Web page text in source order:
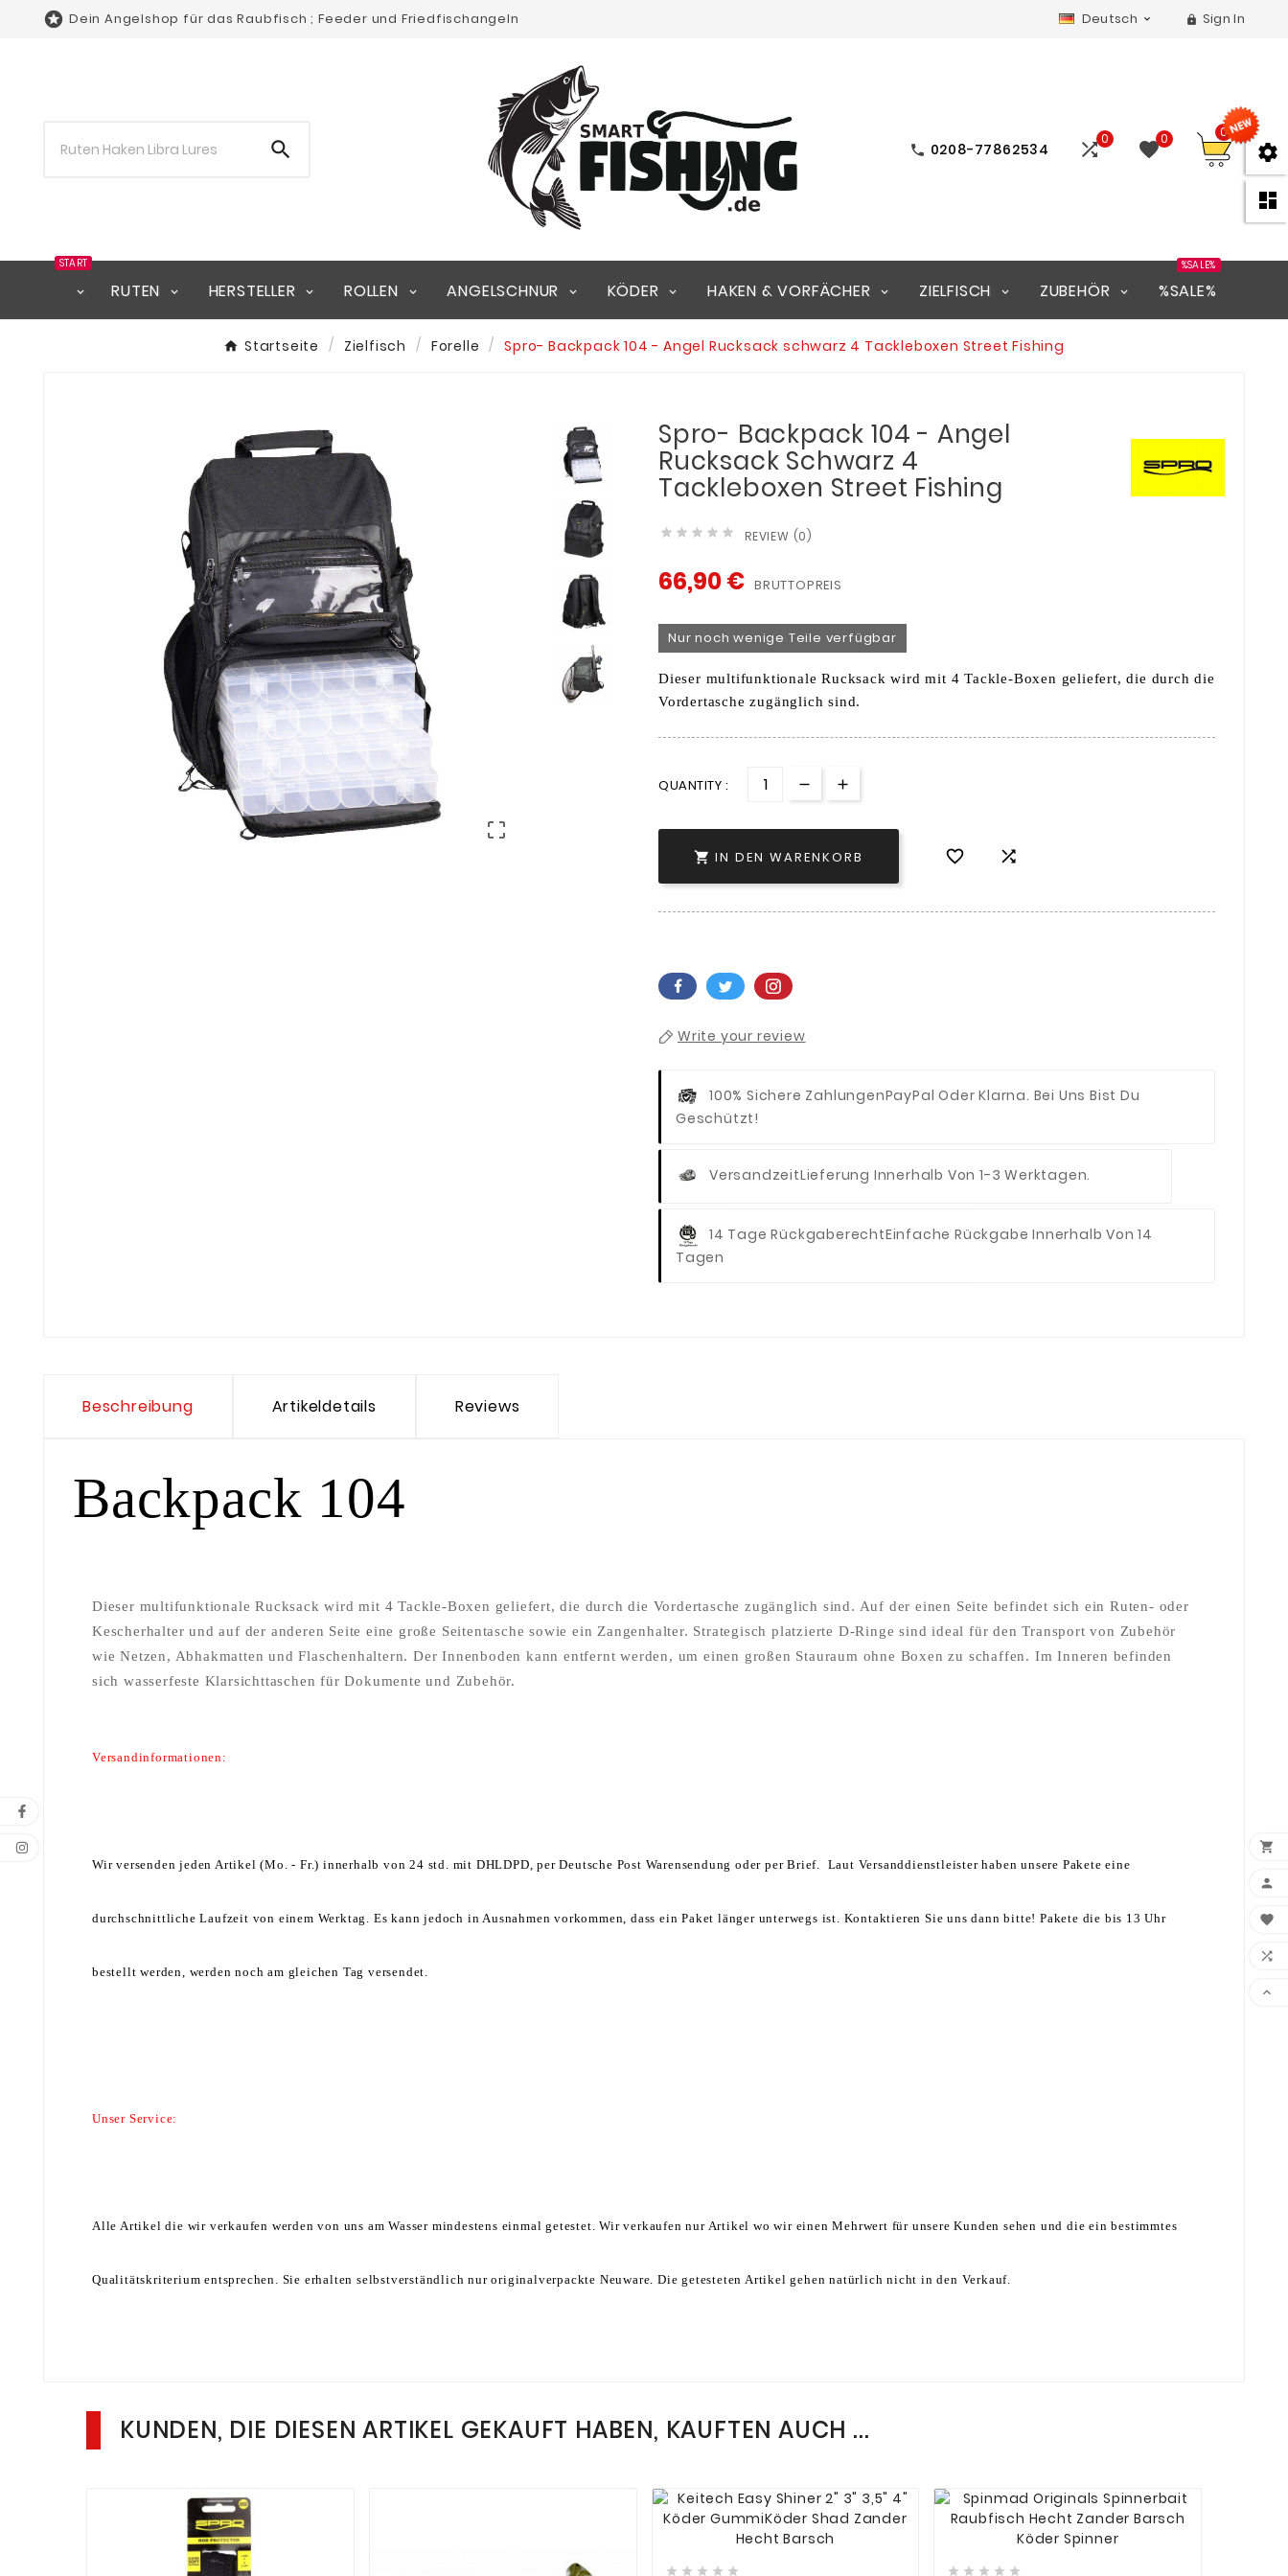


 Dein Angelshop für das Raubfisch ; Feeder und Friedfischangeln Deutsch   Sign In
  0208-77862534 0 0 0
START
RUTEN HERSTELLER ROLLEN ANGELSCHNUR KÖDER HAKEN & VORFÄCHER ZIELFISCH ZUBEHÖR %SALE%
%SALE%
Startseite Zielfisch Forelle Spro- Backpack 104 - Angel Rucksack schwarz 4 Tackleboxen Street Fishing

Spro- Backpack 104 - Angel
Rucksack Schwarz 4
Tackleboxen Street Fishing
     REVIEW (0)
66,90 € BRUTTOPREIS
Nur noch wenige Teile verfügbar
Dieser multifunktionale Rucksack wird mit 4 Tackle-Boxen geliefert, die durch die
Vordertasche zugänglich sind.
QUANTITY :
 IN DEN WARENKORB  
Write your review
100% Sichere ZahlungenPayPal Oder Klarna. Bei Uns Bist Du
Geschützt!
VersandzeitLieferung Innerhalb Von 1-3 Werktagen.
14 Tage RückgaberechtEinfache Rückgabe Innerhalb Von 14
Tagen
Beschreibung Artikeldetails Reviews
Backpack 104
Dieser multifunktionale Rucksack wird mit 4 Tackle-Boxen geliefert, die durch die Vordertasche zugänglich sind. Auf der einen Seite befindet sich ein Ruten- oder
Kescherhalter und auf der anderen Seite eine große Seitentasche sowie ein Zangenhalter. Strategisch platzierte D-Ringe sind ideal für den Transport von Zubehör
wie Netzen, Abhakmatten und Flaschenhaltern. Der Innenboden kann entfernt werden, um einen großen Stauraum ohne Boxen zu schaffen. Im Inneren befinden
sich wasserfeste Klarsichttaschen für Dokumente und Zubehör.
Versandinformationen:
Wir versenden jeden Artikel (Mo. - Fr.) innerhalb von 24 std. mit DHLDPD, per Deutsche Post Warensendung oder per Brief. Laut Versanddienstleister haben unsere Pakete eine
durchschnittliche Laufzeit von einem Werktag. Es kann jedoch in Ausnahmen vorkommen, dass ein Paket länger unterwegs ist. Kontaktieren Sie uns dann bitte! Pakete die bis 13 Uhr
bestellt werden, werden noch am gleichen Tag versendet.
Unser Service:
Alle Artikel die wir verkaufen werden von uns am Wasser mindestens einmal getestet. Wir verkaufen nur Artikel wo wir einen Mehrwert für unsere Kunden sehen und die ein bestimmtes
Qualitätskriterium entsprechen. Sie erhalten selbstverständlich nur originalverpackte Neuware. Die getesteten Artikel gehen natürlich nicht in den Verkauf.
KUNDEN, DIE DIESEN ARTIKEL GEKAUFT HABEN, KAUFTEN AUCH ...

    
 
    




